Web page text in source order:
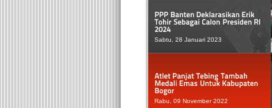
Rabu, 09 November 2022
Minggu, 06 November 2022